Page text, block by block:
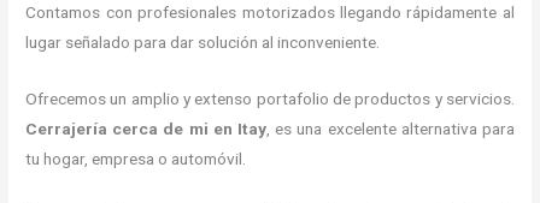
Contamos con profesionales motorizados llegando rápidamente al
lugar señalado para dar solución al inconveniente.
Ofrecemos un amplio y extenso portafolio de productos y servicios.
Cerrajería cerca de mi en Itay, es una excelente alternativa para
tu hogar, empresa o automóvil.